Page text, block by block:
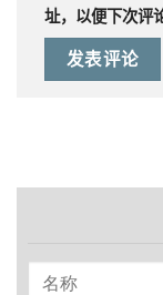
址，以便下次评